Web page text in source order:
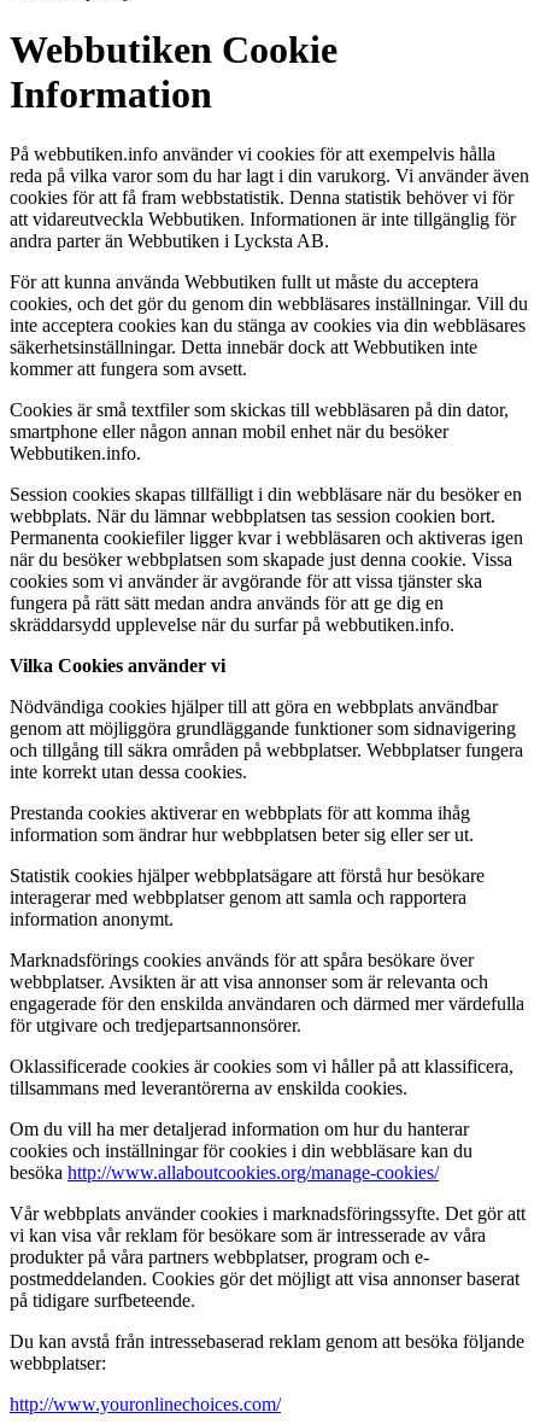
Webbutiken Cookie
Information
På webbutiken.info använder vi cookies för att exempelvis hålla
reda på vilka varor som du har lagt i din varukorg. Vi använder även
cookies för att få fram webbstatistik. Denna statistik behöver vi för
att vidareutveckla Webbutiken. Informationen är inte tillgänglig för
andra parter än Webbutiken i Lycksta AB.
För att kunna använda Webbutiken fullt ut måste du acceptera
cookies, och det gör du genom din webbläsares inställningar. Vill du
inte acceptera cookies kan du stänga av cookies via din webbläsares
säkerhetsinställningar. Detta innebär dock att Webbutiken inte
kommer att fungera som avsett.
Cookies är små textfiler som skickas till webbläsaren på din dator,
smartphone eller någon annan mobil enhet när du besöker
Webbutiken.info.
Session cookies skapas tillfälligt i din webbläsare när du besöker en
webbplats. När du lämnar webbplatsen tas session cookien bort.
Permanenta cookiefiler ligger kvar i webbläsaren och aktiveras igen
när du besöker webbplatsen som skapade just denna cookie. Vissa
cookies som vi använder är avgörande för att vissa tjänster ska
fungera på rätt sätt medan andra används för att ge dig en
skräddarsydd upplevelse när du surfar på webbutiken.info.
Vilka Cookies använder vi
Nödvändiga cookies hjälper till att göra en webbplats användbar
genom att möjliggöra grundläggande funktioner som sidnavigering
och tillgång till säkra områden på webbplatser. Webbplatser fungera
inte korrekt utan dessa cookies.
Prestanda cookies aktiverar en webbplats för att komma ihåg
information som ändrar hur webbplatsen beter sig eller ser ut.
Statistik cookies hjälper webbplatsägare att förstå hur besökare
interagerar med webbplatser genom att samla och rapportera
information anonymt.
Marknadsförings cookies används för att spåra besökare över
webbplatser. Avsikten är att visa annonser som är relevanta och
engagerade för den enskilda användaren och därmed mer värdefulla
för utgivare och tredjepartsannonsörer.
Oklassificerade cookies är cookies som vi håller på att klassificera,
tillsammans med leverantörerna av enskilda cookies.
Om du vill ha mer detaljerad information om hur du hanterar
cookies och inställningar för cookies i din webbläsare kan du
besöka http://www.allaboutcookies.org/manage-cookies/
Vår webbplats använder cookies i marknadsföringssyfte. Det gör att
vi kan visa vår reklam för besökare som är intresserade av våra
produkter på våra partners webbplatser, program och e-
postmeddelanden. Cookies gör det möjligt att visa annonser baserat
på tidigare surfbeteende.
Du kan avstå från intressebaserad reklam genom att besöka följande
webbplatser:
http://www.youronlinechoices.com/